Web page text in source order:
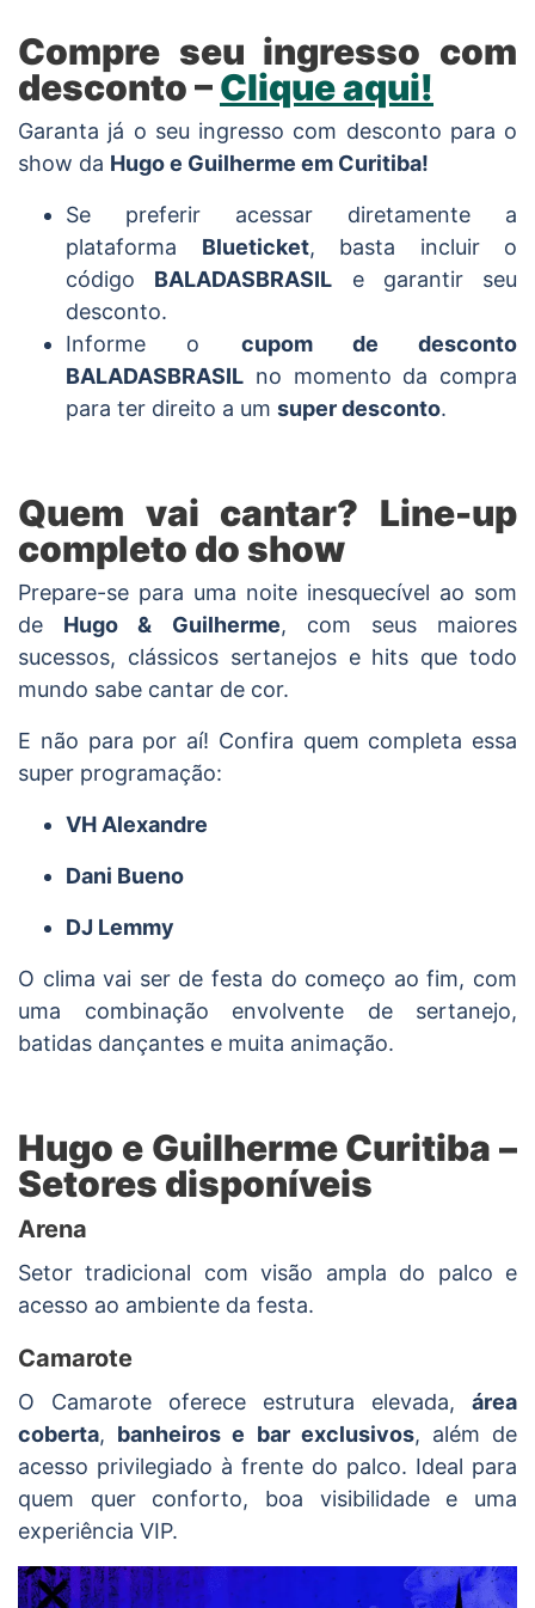
Compre seu ingresso com
desconto –Clique aqui!
Garanta já o seu ingresso com desconto para o
show da Hugo e Guilherme em Curitiba!
Se preferir acessar diretamente a
plataforma Blueticket, basta incluir o
código BALADASBRASIL e garantir seu
desconto.
Informe o cupom de desconto
BALADASBRASIL no momento da compra
para ter direito a um super desconto.
Quem vai cantar? Line-up
completo do show
Prepare-se para uma noite inesquecível ao som
de Hugo & Guilherme, com seus maiores
sucessos, clássicos sertanejos e hits que todo
mundo sabe cantar de cor.
E não para por aí! Confira quem completa essa
super programação:
VH Alexandre
Dani Bueno
DJ Lemmy
O clima vai ser de festa do começo ao fim, com
uma combinação envolvente de sertanejo,
batidas dançantes e muita animação.
Hugo e Guilherme Curitiba –
Setores disponíveis
Arena
Setor tradicional com visão ampla do palco e
acesso ao ambiente da festa.
Camarote
O Camarote oferece estrutura elevada, área
coberta, banheiros e bar exclusivos, além de
acesso privilegiado à frente do palco. Ideal para
quem quer conforto, boa visibilidade e uma
experiência VIP.